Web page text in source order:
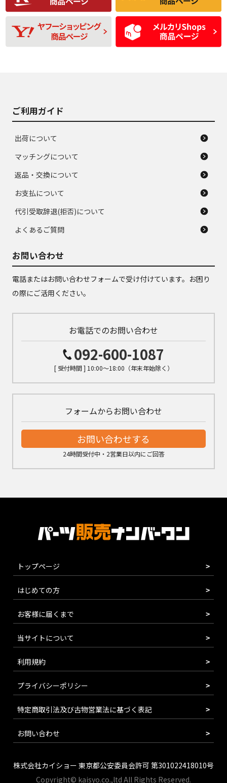
D
使用感や目立つ傷が
あり、一般的な中古
品
D
残り溝も少なく、偏
磨耗がみられ、短期
間使用できるくらい
の中古品
ご利用ガイド
出荷について
マッチングについて
返品・交換について
お支払について
代引受取辞退(拒否)について
よくあるご質問
お問い合わせ
電話またはお問い合わせフォームで受け付けています。お困り
の際にご活用ください。
お電話でのお問い合わせ
092-600-1087
[ 受付時間 ] 10:00～18:00（年末年始除く）
フォームからお問い合わせ
お問い合わせする
24時間受付中・2営業日以内にご回答
トップページ
はじめての方
お客様に届くまで
当サイトについて
利用規約
プライバシーポリシー
特定商取引法及び古物営業法に基づく表記
お問い合わせ
株式会社カイショー 東京都公安委員会許可 第301022418010号
Copyright© kaisyo.co.,ltd All Rights Reserved.